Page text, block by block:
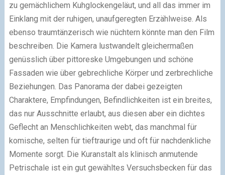
zu gemächlichem Kuhglockengeläut, und all das immer im
Einklang mit der ruhigen, unaufgeregten Erzählweise. Als
ebenso traumtänzerisch wie nüchtern könnte man den Film
beschreiben. Die Kamera lustwandelt gleichermaßen
genüsslich über pittoreske Umgebungen und schöne
Fassaden wie über gebrechliche Körper und zerbrechliche
Beziehungen. Das Panorama der dabei gezeigten
Charaktere, Empfindungen, Befindlichkeiten ist ein breites,
das nur Ausschnitte erlaubt, aus diesen aber ein dichtes
Geflecht an Menschlichkeiten webt, das manchmal für
komische, selten für tieftraurige und oft für nachdenkliche
Momente sorgt. Die Kuranstalt als klinisch anmutende
Petrischale ist ein gut gewähltes Versuchsbecken für das